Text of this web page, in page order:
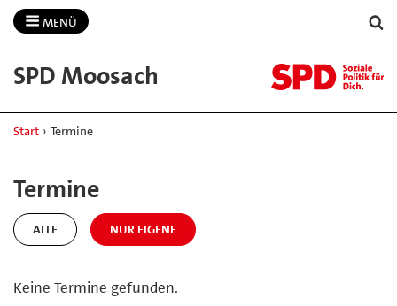
MENÜ
SPD Moosach
Start › Termine
Termine
ALLE NUR EIGENE
Keine Termine gefunden.